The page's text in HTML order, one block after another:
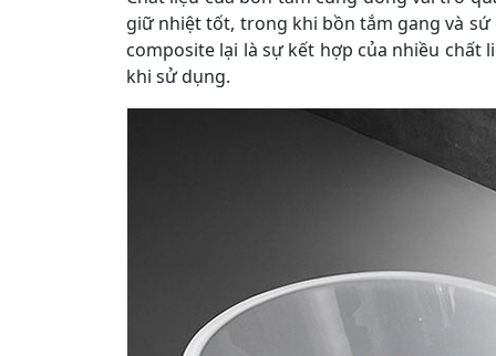
giữ nhiệt tốt, trong khi bồn tắm gang và sứ
composite lại là sự kết hợp của nhiều chất
khi sử dụng.